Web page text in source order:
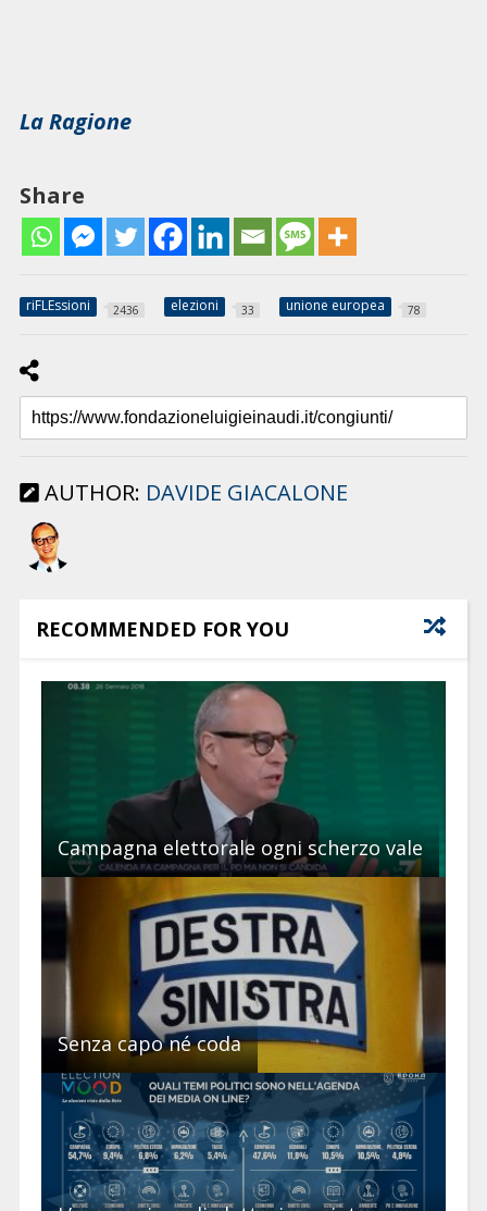
La Ragione
Share
riFLEssioni 2436 elezioni 33 unione europea 78
AUTHOR: DAVIDE GIACALONE
RECOMMENDED FOR YOU
Campagna elettorale ogni scherzo vale
Senza capo né coda